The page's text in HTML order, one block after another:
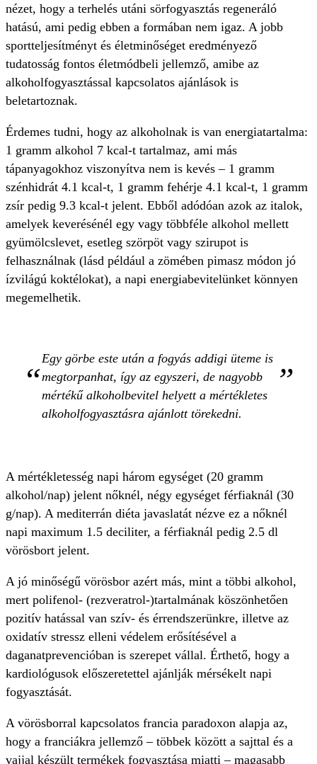
nézet, hogy a terhelés utáni sörfogyasztás regeneráló
hatású, ami pedig ebben a formában nem igaz. A jobb
sportteljesítményt és életminőséget eredményező
tudatosság fontos életmódbeli jellemző, amibe az
alkoholfogyasztással kapcsolatos ajánlások is
beletartoznak.
Érdemes tudni, hogy az alkoholnak is van energiatartalma:
1 gramm alkohol 7 kcal-t tartalmaz, ami más
tápanyagokhoz viszonyítva nem is kevés – 1 gramm
szénhidrát 4.1 kcal-t, 1 gramm fehérje 4.1 kcal-t, 1 gramm
zsír pedig 9.3 kcal-t jelent. Ebből adódóan azok az italok,
amelyek keverésénél egy vagy többféle alkohol mellett
gyümölcslevet, esetleg szörpöt vagy szirupot is
felhasználnak (lásd például a zömében pimasz módon jó
ízvilágú koktélokat), a napi energiabevitelünket könnyen
megemelhetik.
Egy görbe este után a fogyás addigi üteme is
megtorpanhat, így az egyszeri, de nagyobb
mértékű alkoholbevitel helyett a mértékletes
alkoholfogyasztásra ajánlott törekedni.
A mértékletesség napi három egységet (20 gramm
alkohol/nap) jelent nőknél, négy egységet férfiaknál (30
g/nap). A mediterrán diéta javaslatát nézve ez a nőknél
napi maximum 1.5 deciliter, a férfiaknál pedig 2.5 dl
vörösbort jelent.
A jó minőségű vörösbor azért más, mint a többi alkohol,
mert polifenol- (rezveratrol-)tartalmának köszönhetően
pozitív hatással van szív- és érrendszerünkre, illetve az
oxidatív stressz elleni védelem erősítésével a
daganatprevencióban is szerepet vállal. Érthető, hogy a
kardiológusok előszeretettel ajánlják mérsékelt napi
fogyasztását.
A vörösborral kapcsolatos francia paradoxon alapja az,
hogy a franciákra jellemző – többek között a sajttal és a
vajjal készült termékek fogyasztása miatti – magasabb